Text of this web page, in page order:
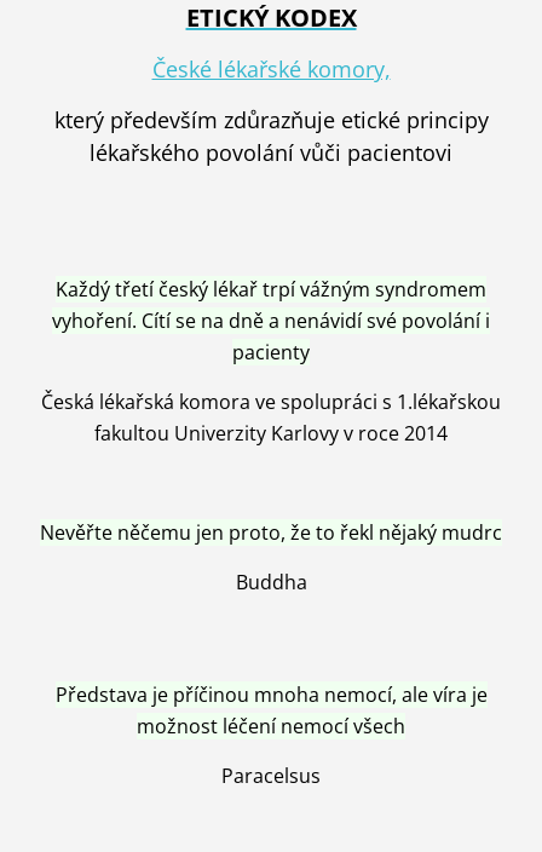
ETICKÝ KODEX
České lékařské komory,
který především zdůrazňuje etické principy
lékařského povolání vůči pacientovi
Každý třetí český lékař trpí vážným syndromem
vyhoření. Cítí se na dně a nenávidí své povolání i
pacienty
Česká lékařská komora ve spolupráci s 1.lékařskou
fakultou Univerzity Karlovy v roce 2014
Nevěřte něčemu jen proto, že to řekl nějaký mudrc
Buddha
Představa je příčinou mnoha nemocí, ale víra je
možnost léčení nemocí všech
Paracelsus